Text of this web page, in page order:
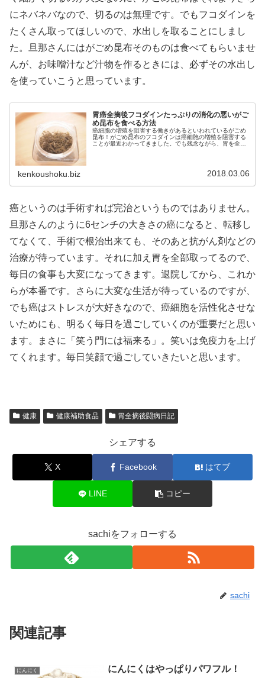
にネバネバなので、切るのは無理です。でもフコダインを
たくさん取ってほしいので、水出しを取ることにしまし
た。旦那さんにはがごめ昆布そのものは食べてもらいませ
んが、お味噌汁など汁物を作るときには、必ずその水出し
を使っていこうと思っています。
胃癌全摘後フコダインたっぷりの消化の悪いがご
め昆布を食べる方法
癌細胞の増殖を阻害する働きがあるといわれているがごめ
昆布！がごめ昆布のフコダインは癌細胞の増殖を阻害する
ことが最近わかってきました。でも残念ながら、胃を全摘
kenkoushoku.biz 2018.03.06
癌というのは手術すれば完治というものではありません。
旦那さんのように6センチの大きさの癌になると、転移し
てなくて、手術で根治出来ても、そのあと抗がん剤などの
治療が待っています。それに加え胃を全部取ってるので、
毎日の食事も大変になってきます。退院してから、これか
らが本番です。さらに大変な生活が待っているのですが、
でも癌はストレスが大好きなので、癌細胞を活性化させな
いためにも、明るく毎日を過ごしていくのが重要だと思い
ます。まさに「笑う門には福来る」。笑いは免疫力を上げ
てくれます。毎日笑顔で過ごしていきたいと思います。
健康 健康補助食品 胃全摘後闘病日記
シェアする
X Facebook はてブ
LINE コピー
sachiをフォローする
sachi
関連記事
にんにく にんにくはやっぱりパワフル！